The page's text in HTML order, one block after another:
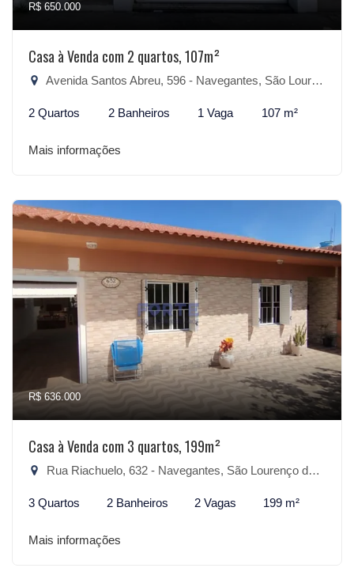
R$ 650.000
Casa à Venda com 2 quartos, 107m²
Avenida Santos Abreu, 596 - Navegantes, São Lourenço do Sul-RS
2 Quartos 2 Banheiros 1 Vaga 107 m²
Mais informações
R$ 636.000
Casa à Venda com 3 quartos, 199m²
Rua Riachuelo, 632 - Navegantes, São Lourenço do Sul-RS
3 Quartos 2 Banheiros 2 Vagas 199 m²
Mais informações